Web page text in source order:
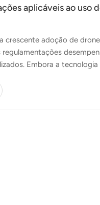
aplicáveis ​​ao
crescente adoção de
Embora a
oferece uma visão
e o que operadores,